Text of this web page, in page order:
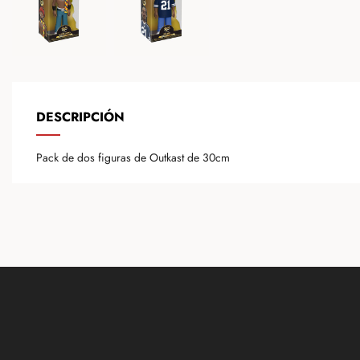
DESCRIPCIÓN
Pack de dos figuras de Outkast de 30cm